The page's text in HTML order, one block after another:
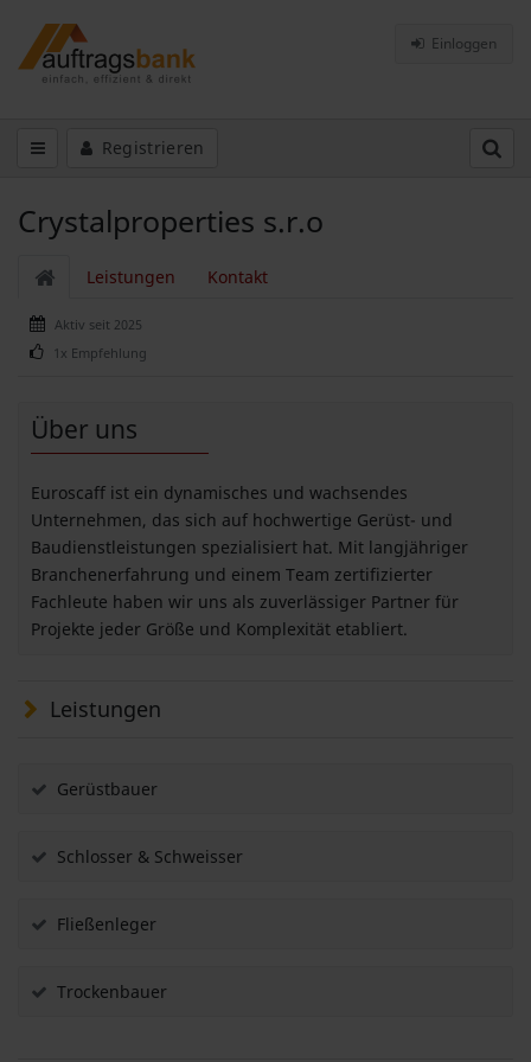
Einloggen
Registrieren
Crystalproperties s.r.o
Leistungen Kontakt
Aktiv seit 2025
1x Empfehlung
Über uns
Euroscaff ist ein dynamisches und wachsendes
Unternehmen, das sich auf hochwertige Gerüst- und
Baudienstleistungen spezialisiert hat. Mit langjähriger
Branchenerfahrung und einem Team zertifizierter
Fachleute haben wir uns als zuverlässiger Partner für
Projekte jeder Größe und Komplexität etabliert.
Leistungen
Gerüstbauer
Schlosser & Schweisser
Fließenleger
Trockenbauer